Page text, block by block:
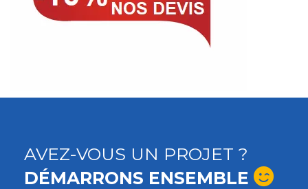
AVEZ-VOUS UN PROJET ?
DÉMARRONS ENSEMBLE